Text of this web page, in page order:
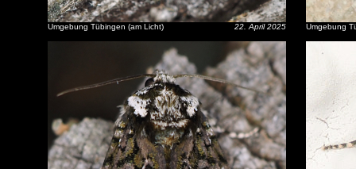
Umgebung Tübingen (am Licht) 22. April 2025 Umgebung